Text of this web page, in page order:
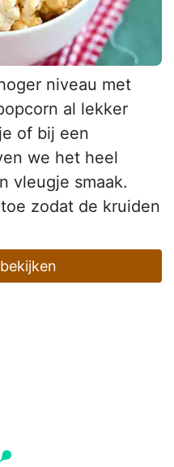
niveau met
al lekker
of bij een
we het heel
vleugje smaak.
zodat de kruiden